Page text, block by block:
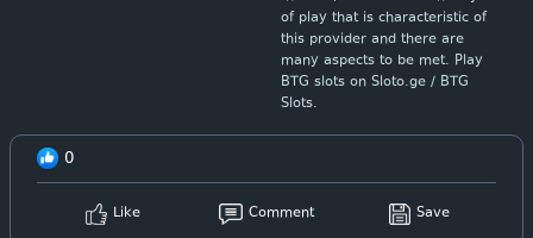
of play that is characteristic of
this provider and there are
many aspects to be met. Play
BTG slots on Sloto.ge / BTG
Slots.
0
Like Comment Save